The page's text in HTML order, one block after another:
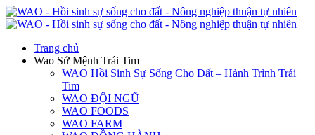
Trang chủ
Wao Sứ Mệnh Trái Tim
WAO Hồi Sinh Sự Sống Cho Đất – Hành Trình Trái
Tim
WAO ĐỘI NGŨ
WAO FOODS
WAO FARM